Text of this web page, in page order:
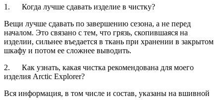
1. Когда лучше сдавать изделие в чистку?
Вещи лучше сдавать по завершению сезона, а не перед
началом. Это связано с тем, что грязь, скопившаяся на
изделии, сильнее въедается в ткань при хранении в закрытом
шкафу и потом ее сложнее выводить.
2. Как узнать, какая чистка рекомендована для моего
изделия Arctic Explorer?
Вся информация, в том числе и состав, указаны на вшивной